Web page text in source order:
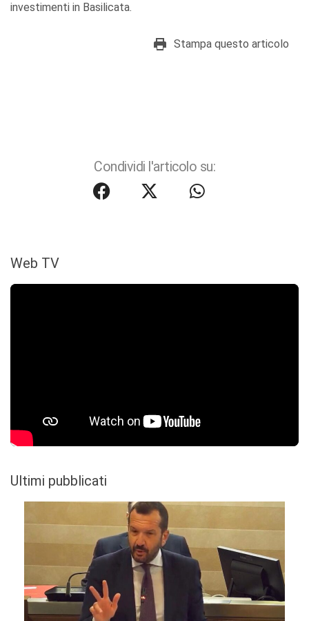
investimenti in Basilicata.
Stampa questo articolo
Condividi l'articolo su:
Web TV
Ultimi pubblicati